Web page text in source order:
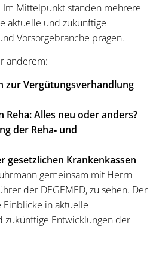
Im Mittelpunkt standen mehrere
aktuelle und zukünftige
Vorsorgebranche prägen.
anderem:
zur Vergütungsverhandlung
Reha: Alles neu oder anders?
der Reha‑ und
gesetzlichen Krankenkassen
gemeinsam mit Herrn
der DEGEMED, zu sehen. Der
in aktuelle
zukünftige Entwicklungen der